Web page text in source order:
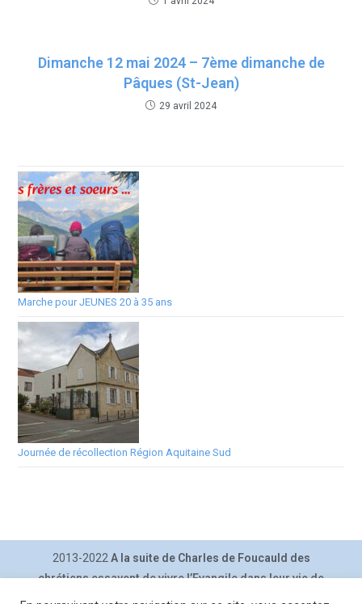
Dimanche 12 mai 2024 – 7ème dimanche de
Pâques (St-Jean)
29 avril 2024
Marche pour JEUNES 20 à 35 ans
Journée de récollection Région Aquitaine Sud
2013-2022 A la suite de Charles de Foucauld des
chrétiens essayent de vivre l’Evangile dans leur vie de
tous les jours.